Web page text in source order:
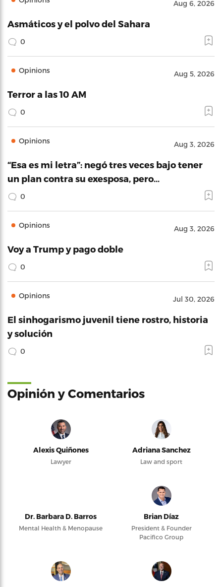
Aug 6, 2026
Asmáticos y el polvo del Sahara
0
Opinions Aug 5, 2026
Terror a las 10 AM
0
Opinions Aug 3, 2026
“Esa es mi letra”: negó tres veces bajo tener
un plan contra su exesposa, pero…
0
Opinions Aug 3, 2026
Voy a Trump y pago doble
0
Opinions Jul 30, 2026
El sinhogarismo juvenil tiene rostro, historia
y solución
0
Opinión y Comentarios
Alexis Quiñones
Lawyer
Adriana Sanchez
Law and sport
Dr. Barbara D. Barros
Mental Health & Menopause
Brian Díaz
President & Founder
Pacifico Group